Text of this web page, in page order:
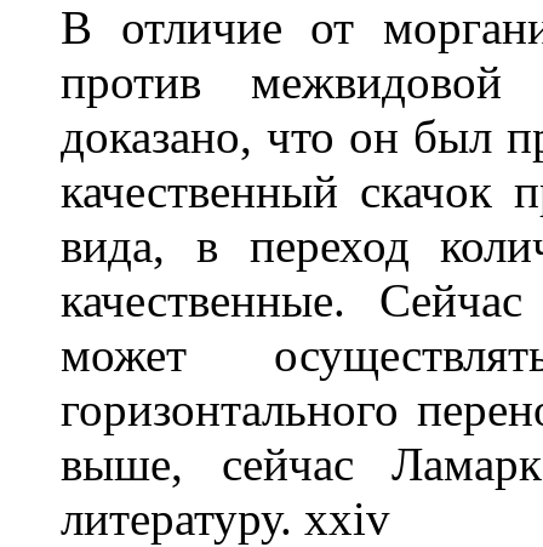
В отличие от
против
доказано, что он был
качественный скачок
вида, в переход
качественные.
может
горизонтального
выше, сейчас
литературу. xxiv